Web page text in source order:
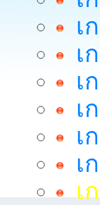
เ
เ
เ
เ
เ
เ
เ